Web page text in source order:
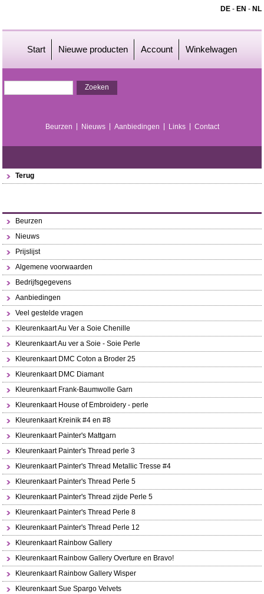
DE- EN - NL
Start Nieuwe producten Account Winkelwagen
Beurzen Nieuws Aanbiedingen Links Contact
Terug
Beurzen
Nieuws
Prijslijst
Algemene voorwaarden
Bedrijfsgegevens
Aanbiedingen
Veel gestelde vragen
Kleurenkaart Au Ver a Soie Chenille
Kleurenkaart Au ver a Soie - Soie Perle
Kleurenkaart DMC Coton a Broder 25
Kleurenkaart DMC Diamant
Kleurenkaart Frank-Baumwolle Garn
Kleurenkaart House of Embroidery - perle
Kleurenkaart Kreinik #4 en #8
Kleurenkaart Painter's Mattgarn
Kleurenkaart Painter's Thread perle 3
Kleurenkaart Painter's Thread Metallic Tresse #4
Kleurenkaart Painter's Thread Perle 5
Kleurenkaart Painter's Thread zijde Perle 5
Kleurenkaart Painter's Thread Perle 8
Kleurenkaart Painter's Thread Perle 12
Kleurenkaart Rainbow Gallery
Kleurenkaart Rainbow Gallery Overture en Bravo!
Kleurenkaart Rainbow Gallery Wisper
Kleurenkaart Sue Spargo Velvets